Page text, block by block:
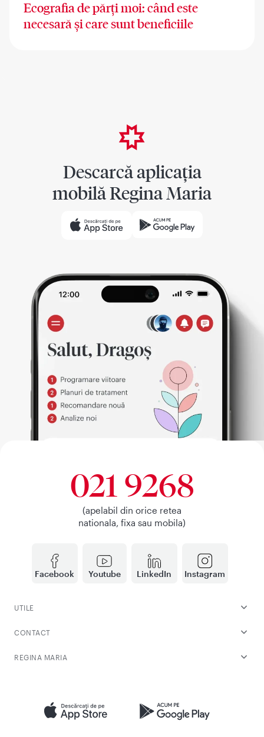
Ecografia de părți moi: când este
necesară și care sunt beneficiile
Descarcă aplicația
mobilă Regina Maria
Facebook Youtube LinkedIn Instagram
021 9268
(apelabil din orice retea
nationala, fixa sau mobila)
UTILE
CONTACT
REGINA MARIA